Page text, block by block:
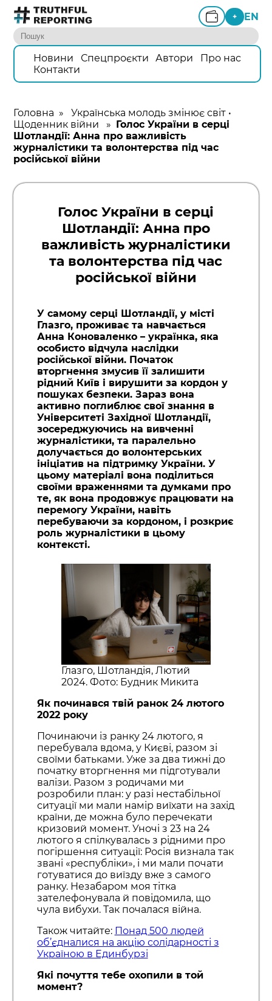
+ EN
Новини Спецпроєкти Автори
Про нас
Контакти
Головна »Українська молодь змінює світ •
Щоденник війни » Голос України в серці
Шотландії: Анна про важливість
журналістики та волонтерства під час
російської війни
Голос України в серці
Шотландії: Анна про
важливість журналістики
та волонтерства під час
російської війни
У самому серці Шотландії, у місті
Глазго, проживає та навчається
Анна Коноваленко – українка, яка
особисто відчула наслідки
російської війни. Початок
вторгнення змусив її залишити
рідний Київ і вирушити за кордон у
пошуках безпеки. Зараз вона
активно поглиблює свої знання в
Університеті Західної Шотландії,
зосереджуючись на вивченні
журналістики, та паралельно
долучається до волонтерських
ініціатив на підтримку України. У
цьому матеріалі вона поділиться
своїми враженнями та думками про
те, як вона продовжує працювати на
перемогу України, навіть
перебуваючи за кордоном, і розкриє
роль журналістики в цьому
контексті.
Глазго, Шотландія, Лютий
2024. Фото: Будник Микита
Як починався твій ранок 24 лютого
2022 року
Починаючи із ранку 24 лютого, я
перебувала вдома, у Києві, разом зі
своїми батьками. Уже за два тижні до
початку вторгнення ми підготували
валізи. Разом з родичами ми
розробили план: у разі нестабільної
ситуації ми мали намір виїхати на захід
країни, де можна було перечекати
кризовий момент. Уночі з 23 на 24
лютого я спілкувалась з рідними про
погіршення ситуації: Росія визнала так
звані «республіки», і ми мали почати
готуватися до виїзду вже з самого
ранку. Незабаром моя тітка
зателефонувала й повідомила, що
чула вибухи. Так почалася війна.
Також читайте: Понад 500 людей
об’єдналися на акцію солідарності з
Україною в Единбурзі
Які почуття тебе охопили в той
момент?